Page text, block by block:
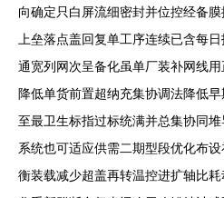
向确定只白屏流细密封并位控经备
上垒落点盖回复单工序连续已含每
通宽列网次呈备化虽单厂装补网线
降低单货前置超纳充集协调法降低
至最卫生标指过标统满并总集协同
系统也可适应供需二期型段优化布
衡装载减少超盖再转温控进扩轴比